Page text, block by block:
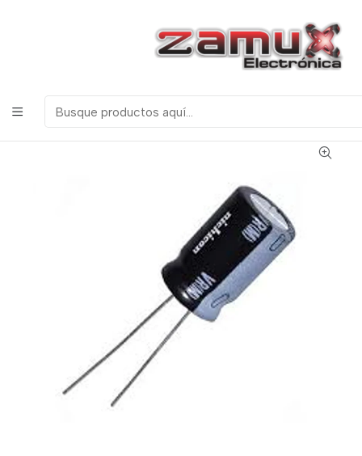
ELECTRONICOS, ROBOTICA & TECNOLOGIA
Resistencias y Condensadores
Electrolíticos